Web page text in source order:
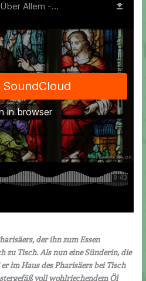
der ihn zum Essen
zu Tisch. Als nun eine Sünderin, die
im Haus des Pharisäers bei Tisch
voll wohlriechendem Öl